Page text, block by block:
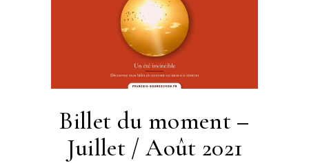
Billet du moment –
Juillet / Août 2021